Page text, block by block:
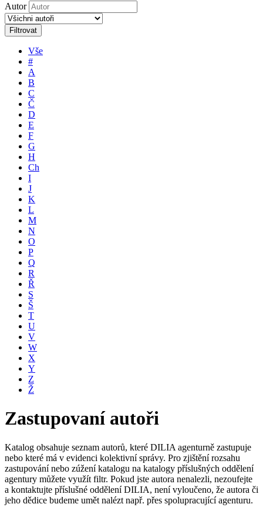
Autor
Filtrovat
Vše
#
A
B
C
Č
D
E
F
G
H
Ch
I
J
K
L
M
N
O
P
Q
R
Ř
S
Š
T
U
V
W
X
Y
Z
Ž
Zastupovaní autoři
Katalog obsahuje seznam autorů, které DILIA agenturně zastupuje
nebo které má v evidenci kolektivní správy. Pro zjištění rozsahu
zastupování nebo zúžení katalogu na katalogy příslušných oddělení
agentury můžete využít filtr. Pokud jste autora nenalezli, nezoufejte
a kontaktujte příslušné oddělení DILIA, není vyloučeno, že autora či
jeho dědice budeme umět nalézt např. přes spolupracující agenturu.